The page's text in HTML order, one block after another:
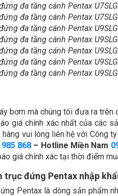
đa tầng cánh Pentax
đa tầng cánh Pentax
đa tầng cánh Pentax
đa tầng cánh Pentax
đa tầng cánh Pentax
đa tầng cánh Pentax
đa tầng cánh Pentax
bơm mà chúng tôi đưa ra
giá chính xác nhất của các
hàng vui lòng liên hệ với Công
868 – Hotline Miền Nam
giá chính xác tại thời điểm
trục đứng Pentax nhập
Pentax là dòng sản phẩm